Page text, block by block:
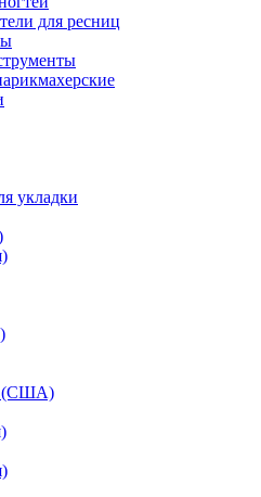
для ресниц
укладки
(США)